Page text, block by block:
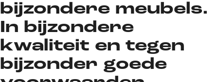
bijzondere meubels.
In bijzondere
kwaliteit en tegen
bijzonder goede